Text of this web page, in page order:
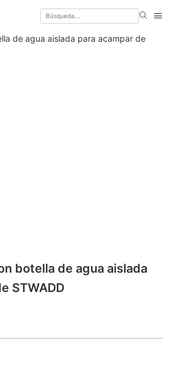
botella de agua aislada
STWADD